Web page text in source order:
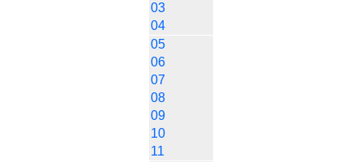
03
04
05
06
07
08
09
10
11